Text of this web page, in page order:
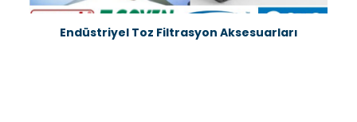
Endüstriyel Toz Filtrasyon Aksesuarları